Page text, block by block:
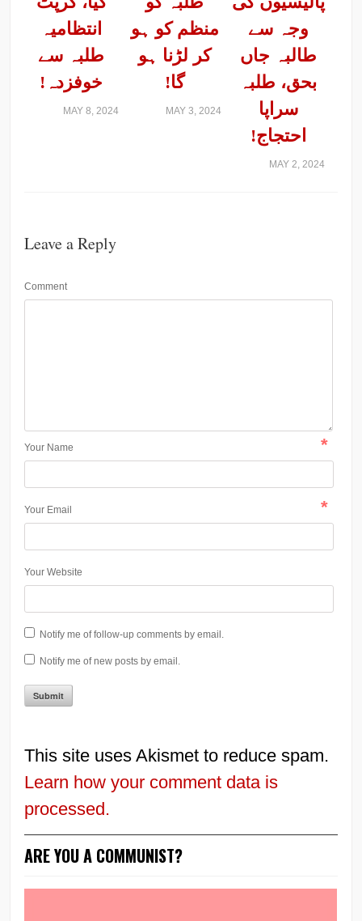
انتظامیہ
طلبہ سے
خوفزدہ!
MAY 8, 2024
منظم کو ہو
کر لڑنا ہو
گا!
MAY 3, 2024
وجہ سے
طالبہ جاں
بحق، طلبہ
سراپا
احتجاج!
MAY 2, 2024
Leave a Reply
Comment
Your Name *
Your Email *
Your Website
Notify me of follow-up comments by email.
Notify me of new posts by email.
This site uses Akismet to reduce spam.
Learn how your comment data is
processed.
ARE YOU A COMMUNIST?